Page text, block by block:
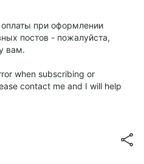
при оформлении
постов - пожалуйста,
вам.
when subscribing or
contact me and I will help